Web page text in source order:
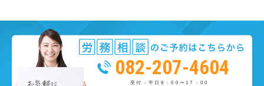
082-207-4604
受付：平日9：00〜17：00